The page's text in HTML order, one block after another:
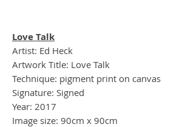
Love Talk
Artist: Ed Heck
Artwork Title: Love Talk
Technique: pigment print on canvas
Signature: Signed
Year: 2017
Image size: 90cm x 90cm